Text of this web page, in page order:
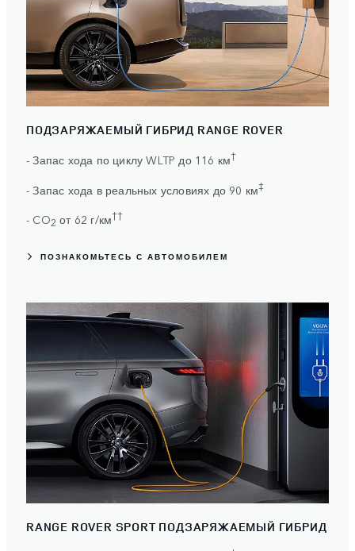
ПОДЗАРЯЖАЕМЫЙ ГИБРИД RANGE ROVER
- Запас хода по циклу WLTP до 116 км†
- Запас хода в реальных условиях до 90 км‡
- CO2 от 62 г/км††
ПОЗНАКОМЬТЕСЬ С АВТОМОБИЛЕМ
RANGE ROVER SPORT ПОДЗАРЯЖАЕМЫЙ ГИБРИД